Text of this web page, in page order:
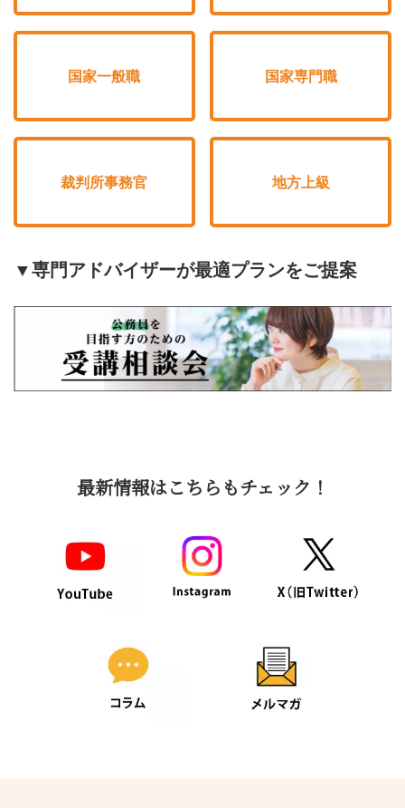
国家一般職 国家専門職
裁判所事務官 地方上級
▼専門アドバイザーが最適プランをご提案
最新情報はこちらもチェック！